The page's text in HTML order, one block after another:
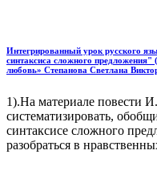
Интегрированный урок русского
синтаксиса сложного
любовь» Степанова Светлана
1).На материале повести
систематизировать,
синтаксисе сложного
разобраться в